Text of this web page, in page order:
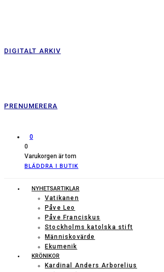
DIGITALT ARKIV
PRENUMERERA
0
0
Varukorgen är tom
BLÄDDRA I BUTIK
NYHETSARTIKLAR
Vatikanen
Påve Leo
Påve Franciskus
Stockholms katolska stift
Människovärde
Ekumenik
KRÖNIKOR
Kardinal Anders Arborelius